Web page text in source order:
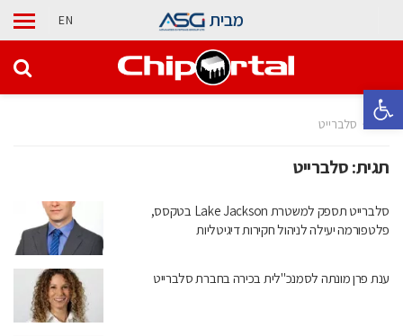
פתח סרגל נגישות
מבית EN
בית סלברייט
תגית:סלברייט
סלברייט תספק למשטרת Lake Jackson בטקסס,
פלטפורמה יעילה לניהול חקירות דיגיטליות
ענת פרן מונתה לסמנכ"לית בכירה בחברת סלברייט